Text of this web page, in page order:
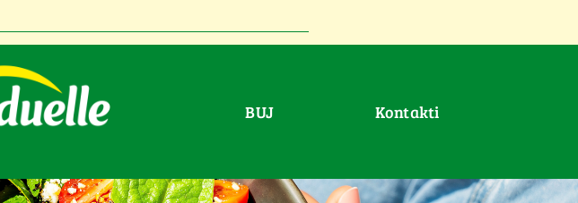
BUJ Kontakti